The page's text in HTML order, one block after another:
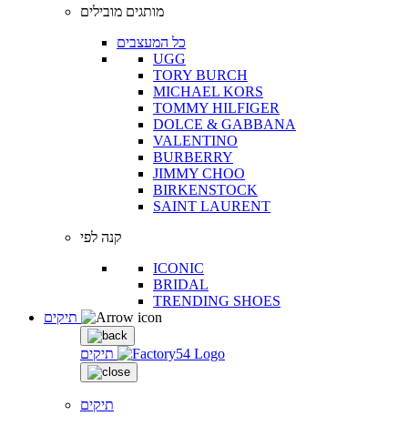
מותגים מובילים
כל המעצבים
UGG
TORY BURCH
MICHAEL KORS
TOMMY HILFIGER
DOLCE & GABBANA
VALENTINO
BURBERRY
JIMMY CHOO
BIRKENSTOCK
SAINT LAURENT
קנה לפי
ICONIC
BRIDAL
TRENDING SHOES
תיקים
תיקים